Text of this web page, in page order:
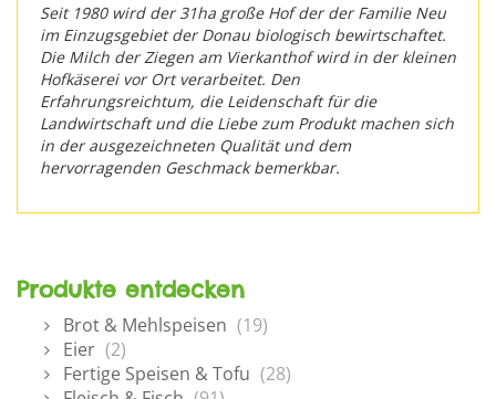
Seit 1980 wird der 31ha große Hof der der Familie Neu
im Einzugsgebiet der Donau biologisch bewirtschaftet.
Die Milch der Ziegen am Vierkanthof wird in der kleinen
Hofkäserei vor Ort verarbeitet. Den
Erfahrungsreichtum, die Leidenschaft für die
Landwirtschaft und die Liebe zum Produkt machen sich
in der ausgezeichneten Qualität und dem
hervorragenden Geschmack bemerkbar.
Produkte entdecken
Brot & Mehlspeisen (19)
Eier (2)
Fertige Speisen & Tofu (28)